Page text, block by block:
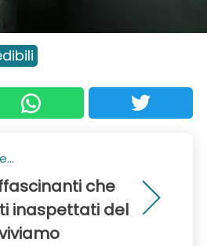
che
inaspettati del